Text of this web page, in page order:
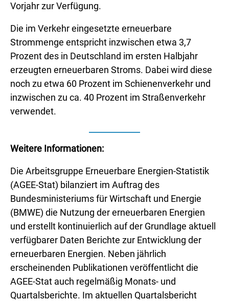
Vorjahr zur Verfügung.
Die im Verkehr eingesetzte erneuerbare
Strommenge entspricht inzwischen etwa 3,7
Prozent des in Deutschland im ersten Halbjahr
erzeugten erneuerbaren Stroms. Dabei wird diese
noch zu etwa 60 Prozent im Schienenverkehr und
inzwischen zu ca. 40 Prozent im Straßenverkehr
verwendet.
Weitere Informationen:
Die Arbeitsgruppe Erneuerbare Energien-Statistik
(AGEE-Stat) bilanziert im Auftrag des
Bundesministeriums für Wirtschaft und Energie
(BMWE) die Nutzung der erneuerbaren Energien
und erstellt kontinuierlich auf der Grundlage aktuell
verfügbarer Daten Berichte zur Entwicklung der
erneuerbaren Energien. Neben jährlich
erscheinenden Publikationen veröffentlicht die
AGEE-Stat auch regelmäßig Monats- und
Quartalsberichte. Im aktuellen Quartalsbericht